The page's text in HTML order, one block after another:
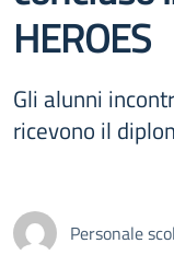
HEROES
Gli alunni
ricevono il
Personale